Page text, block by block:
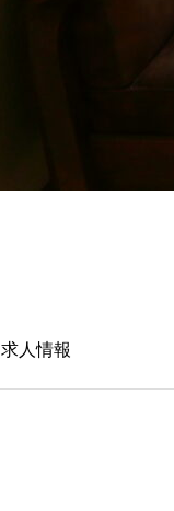
求人情報